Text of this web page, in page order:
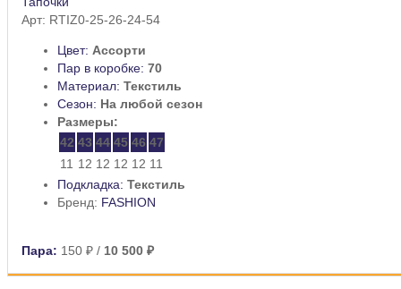
Арт: RTIZ0-25-26-24-54
Цвет: Ассорти
Пар в коробке: 70
Материал: Текстиль
Сезон: На любой сезон
Размеры:
42 43 44 45 46 47
11 12 12 12 12 11
Подкладка: Текстиль
Бренд: FASHION
Пара: 150 ₽ / 10 500 ₽